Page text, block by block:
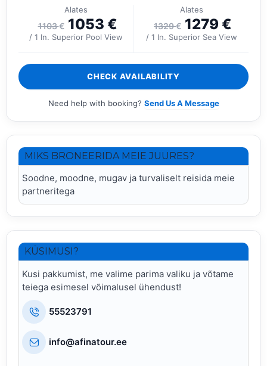
Alates
1103€ 1053 €
/ 1 In. Superior Pool View
Alates
1329€ 1279 €
/ 1 In. Superior Sea View
CHECK AVAILABILITY
Need help with booking? Send Us A Message
MIKS BRONEERIDA MEIE JUURES?
Soodne, moodne, mugav ja turvaliselt reisida meie
partneritega
KÜSIMUSI?
Kusi pakkumist, me valime parima valiku ja võtame
teiega esimesel võimalusel ühendust!
55523791
info@afinatour.ee